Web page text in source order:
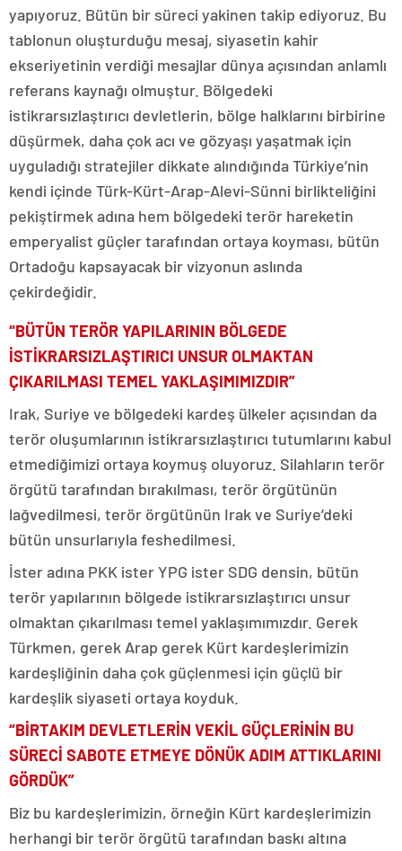
yapıyoruz. Bütün bir süreci yakinen takip ediyoruz. Bu
tablonun oluşturduğu mesaj, siyasetin kahir
ekseriyetinin verdiği mesajlar dünya açısından anlamlı
referans kaynağı olmuştur. Bölgedeki
istikrarsızlaştırıcı devletlerin, bölge halklarını birbirine
düşürmek, daha çok acı ve gözyaşı yaşatmak için
uyguladığı stratejiler dikkate alındığında Türkiye’nin
kendi içinde Türk-Kürt-Arap-Alevi-Sünni birlikteliğini
pekiştirmek adına hem bölgedeki terör hareketin
emperyalist güçler tarafından ortaya koyması, bütün
Ortadoğu kapsayacak bir vizyonun aslında
çekirdeğidir.
“BÜTÜN TERÖR YAPILARININ BÖLGEDE
İSTİKRARSIZLAŞTIRICI UNSUR OLMAKTAN
ÇIKARILMASI TEMEL YAKLAŞIMIMIZDIR”
Irak, Suriye ve bölgedeki kardeş ülkeler açısından da
terör oluşumlarının istikrarsızlaştırıcı tutumlarını kabul
etmediğimizi ortaya koymuş oluyoruz. Silahların terör
örgütü tarafından bırakılması, terör örgütünün
lağvedilmesi, terör örgütünün Irak ve Suriye’deki
bütün unsurlarıyla feshedilmesi.
İster adına PKK ister YPG ister SDG densin, bütün
terör yapılarının bölgede istikrarsızlaştırıcı unsur
olmaktan çıkarılması temel yaklaşımımızdır. Gerek
Türkmen, gerek Arap gerek Kürt kardeşlerimizin
kardeşliğinin daha çok güçlenmesi için güçlü bir
kardeşlik siyaseti ortaya koyduk.
“BİRTAKIM DEVLETLERİN VEKİL GÜÇLERİNİN BU
SÜRECİ SABOTE ETMEYE DÖNÜK ADIM ATTIKLARINI
GÖRDÜK”
Biz bu kardeşlerimizin, örneğin Kürt kardeşlerimizin
herhangi bir terör örgütü tarafından baskı altına